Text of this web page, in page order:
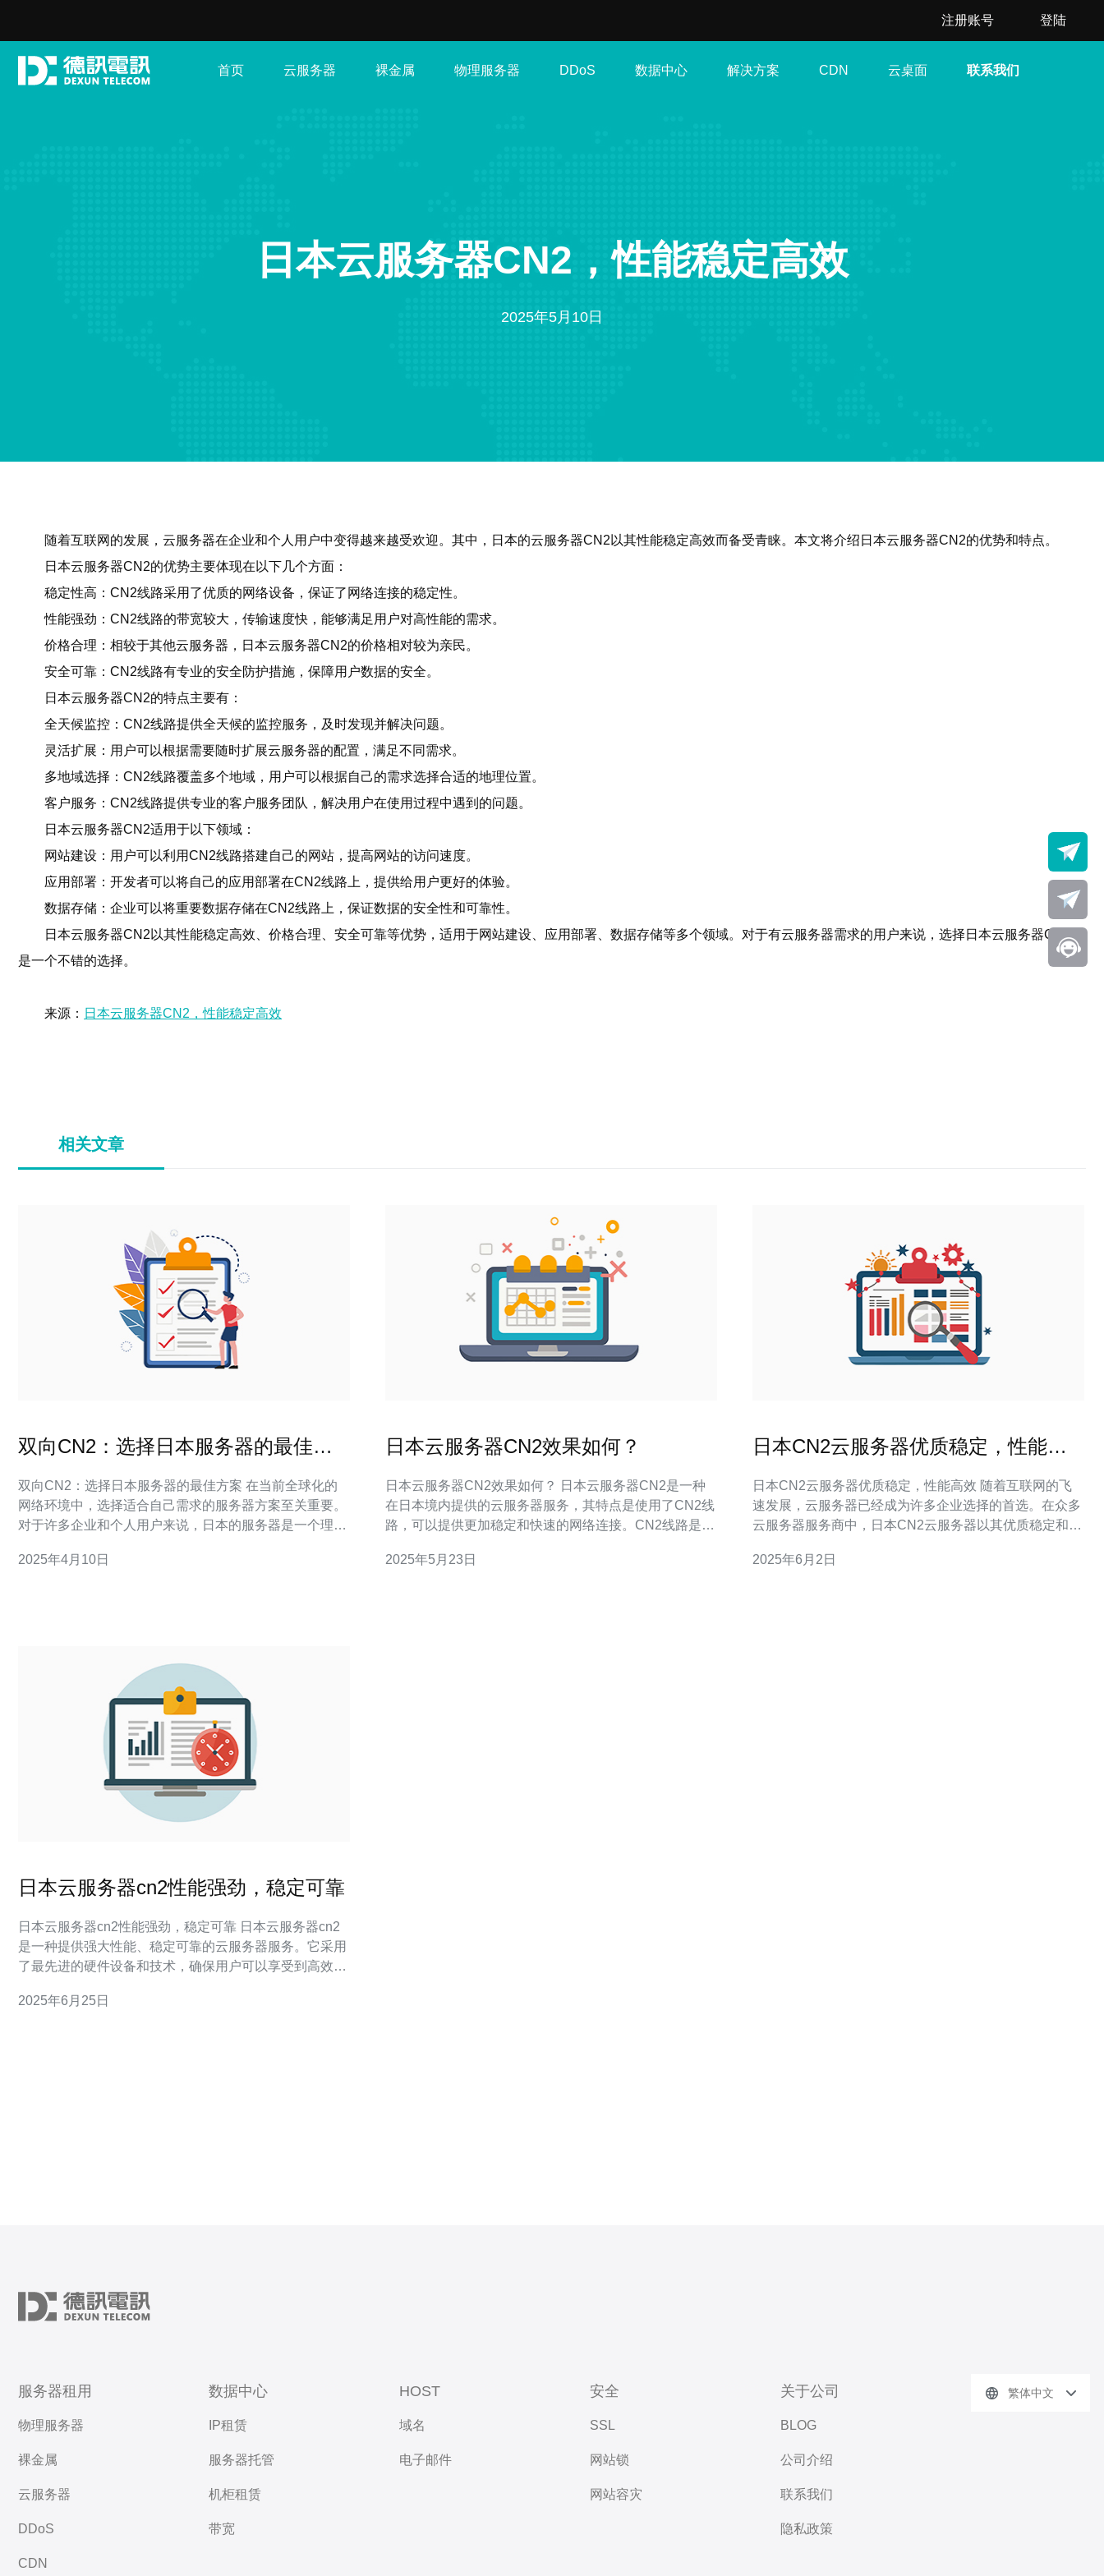
注册账号 登陆
首页 云服务器 裸金属 物理服务器 DDoS 数据中心 解决方案 CDN 云桌面 联系我们
日本云服务器CN2，性能稳定高效
2025年5月10日
随着互联网的发展，云服务器在企业和个人用户中变得越来越受欢迎。其中，日本的云服务器CN2以其性能稳定高效而备受青睐。本文将介绍日本云服务器CN2的优势和特点。
日本云服务器CN2的优势主要体现在以下几个方面：
稳定性高：CN2线路采用了优质的网络设备，保证了网络连接的稳定性。
性能强劲：CN2线路的带宽较大，传输速度快，能够满足用户对高性能的需求。
价格合理：相较于其他云服务器，日本云服务器CN2的价格相对较为亲民。
安全可靠：CN2线路有专业的安全防护措施，保障用户数据的安全。
日本云服务器CN2的特点主要有：
全天候监控：CN2线路提供全天候的监控服务，及时发现并解决问题。
灵活扩展：用户可以根据需要随时扩展云服务器的配置，满足不同需求。
多地域选择：CN2线路覆盖多个地域，用户可以根据自己的需求选择合适的地理位置。
客户服务：CN2线路提供专业的客户服务团队，解决用户在使用过程中遇到的问题。
日本云服务器CN2适用于以下领域：
网站建设：用户可以利用CN2线路搭建自己的网站，提高网站的访问速度。
应用部署：开发者可以将自己的应用部署在CN2线路上，提供给用户更好的体验。
数据存储：企业可以将重要数据存储在CN2线路上，保证数据的安全性和可靠性。
日本云服务器CN2以其性能稳定高效、价格合理、安全可靠等优势，适用于网站建设、应用部署、数据存储等多个领域。对于有云服务器需求的用户来说，选择日本云服务器CN2将
是一个不错的选择。
来源： 日本云服务器CN2，性能稳定高效
相关文章
双向CN2：选择日本服务器的最佳方
双向CN2：选择日本服务器的最佳方案 在当前全球化的
网络环境中，选择适合自己需求的服务器方案至关重要。
对于许多企业和个人用户来说，日本的服务器是一个理想
CN2（ChinaNet Next Carrying Network），以帮助用户
2025年4月10日
日本云服务器CN2效果如何？
日本云服务器CN2效果如何？ 日本云服务器CN2是一种
在日本境内提供的云服务器服务，其特点是使用了CN2线
路，可以提供更加稳定和快速的网络连接。CN2线路是一
户。 日本云服务器CN2相比普通云服务器有以下优势：
2025年5月23日
日本CN2云服务器优质稳定，性能高
日本CN2云服务器优质稳定，性能高效 随着互联网的飞
速发展，云服务器已经成为许多企业选择的首选。在众多
云服务器服务商中，日本CN2云服务器以其优质稳定和高
特点。 日本CN2云服务器采用了先进的硬件设备和稳定
2025年6月2日
日本云服务器cn2性能强劲，稳定可靠
日本云服务器cn2性能强劲，稳定可靠 日本云服务器cn2
是一种提供强大性能、稳定可靠的云服务器服务。它采用
了最先进的硬件设备和技术，确保用户可以享受到高效的
高性能的处理器、大内存和高速网络连接，可以轻松应对
2025年6月25日
服务器租用
物理服务器
裸金属
云服务器
DDoS
CDN
数据中心
IP租赁
服务器托管
机柜租赁
带宽
HOST
域名
电子邮件
安全
SSL
网站锁
网站容灾
关于公司
BLOG
公司介绍
联系我们
隐私政策
繁体中文